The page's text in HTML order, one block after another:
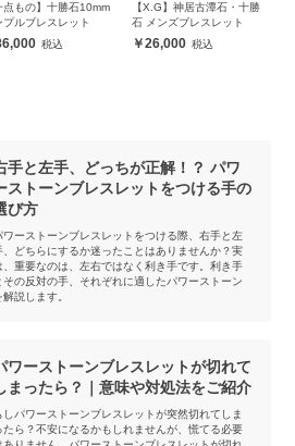
点もの】十勝石10mm
プルブレスレット
【X.G】神居古潭石・十勝
石 メンズブレスレット
26,000
手と左手、どっちが正解！？ パワ
ストーンブレスレットをつける手の
び方
ワーストーンブレスレットをつける際、右手と左
、どちらにするか迷ったことはありませんか？実
、重要なのは、左右ではなく利き手です。利き手
その反対の手、それぞれに適したパワーストーン
解説します。
ワーストーンブレスレットが切れて
まったら？｜意味や対処法をご紹介
しパワーストーンブレスレットが突然切れてしま
たら？不安になるかもしれませんが、慌てる必要